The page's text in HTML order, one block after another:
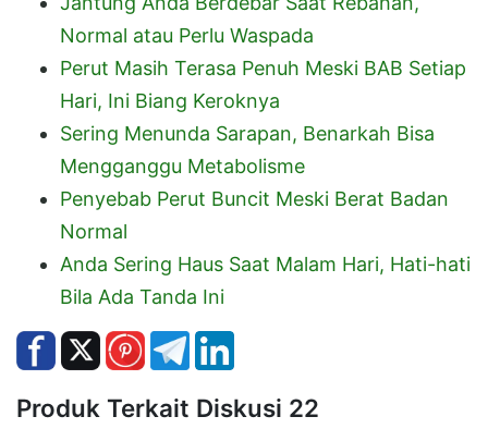
Normal atau Perlu Waspada
Perut Masih Terasa Penuh Meski BAB Setiap
Hari, Ini Biang Keroknya
Sering Menunda Sarapan, Benarkah Bisa
Mengganggu Metabolisme
Penyebab Perut Buncit Meski Berat Badan
Normal
Anda Sering Haus Saat Malam Hari, Hati-hati
Bila Ada Tanda Ini
Produk Terkait Diskusi 22